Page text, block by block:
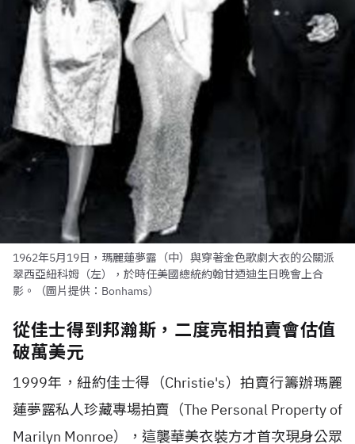
1962年5月19日，瑪麗蓮夢露（中）與穿著金色歌劇大衣的公關派
翠西亞紐科姆（左），於時任美國總統約翰甘迺迪生日晚會上合
影。（圖片提供：Bonhams）
從佳士得到邦瀚斯，二度亮相拍賣會估值
破萬美元
1999年，紐約佳士得（Christie's）拍賣行籌辦瑪麗
蓮夢露私人珍藏專場拍賣（The Personal Property of
Marilyn Monroe），這襲華美衣裝方才首次現身公眾